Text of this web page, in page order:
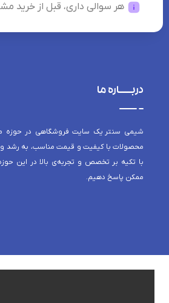
هر سوالی داری، قبل از خرید
دربــــاره ما
شیمی سنتر یک سایت فروشگاهی در حوزه
محصولات با کیفیت و قیمت مناسب، به رشد
با تکیه بر تخصص و تجربه‌ی بالا در این
ممکن پاسخ دهیم.